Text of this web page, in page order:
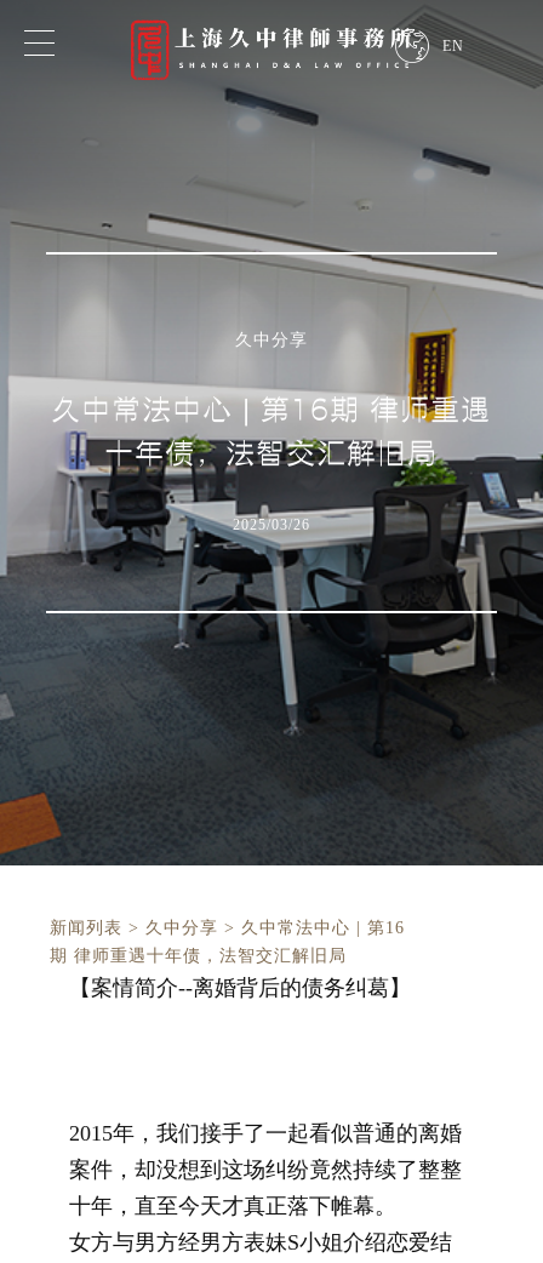
久中分享
久中常法中心 | 第16期 律师重遇
十年债，法智交汇解旧局
2025/03/26
新闻列表 > 久中分享 > 久中常法中心 | 第16
期 律师重遇十年债，法智交汇解旧局
EN
【案情简介--离婚背后的债务纠葛】
2015年，我们接手了一起看似普通的离婚
案件，却没想到这场纠纷竟然持续了整整
十年，直至今天才真正落下帷幕。
女方与男方经男方表妹S小姐介绍恋爱结
探索我们的专业知识